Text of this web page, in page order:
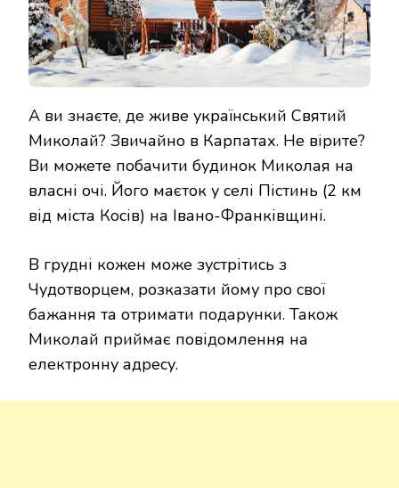
А ви знаєте, де живе український Святий
Миколай? Звичайно в Карпатах. Не вірите?
Ви можете побачити будинок Миколая на
власні очі. Його маєток у селі Пістинь (2 км
від міста Косів) на Івано-Франківщині.
В грудні кожен може зустрітись з
Чудотворцем, розказати йому про свої
бажання та отримати подарунки. Також
Миколай приймає повідомлення на
електронну адресу.